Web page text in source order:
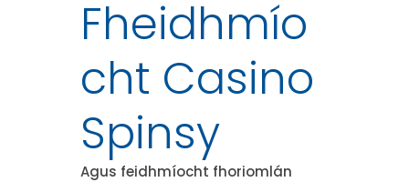
Fheidhmío
cht Casino
Spinsy
Agus feidhmíocht fhoriomlán